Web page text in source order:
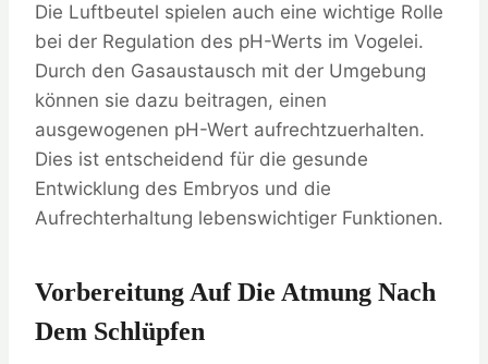
Die Luftbeutel spielen auch eine wichtige Rolle
bei der Regulation des pH-Werts im Vogelei.
Durch den Gasaustausch mit der Umgebung
können sie dazu beitragen, einen
ausgewogenen pH-Wert aufrechtzuerhalten.
Dies ist entscheidend für die gesunde
Entwicklung des Embryos und die
Aufrechterhaltung lebenswichtiger Funktionen.
Vorbereitung Auf Die Atmung Nach
Dem Schlüpfen